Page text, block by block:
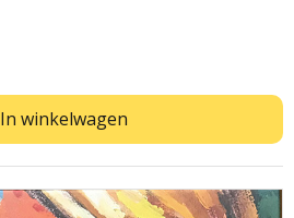
In winkelwagen